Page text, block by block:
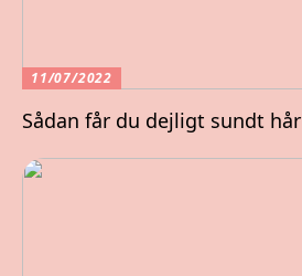
11/07/2022
Sådan får du dejligt sundt hår